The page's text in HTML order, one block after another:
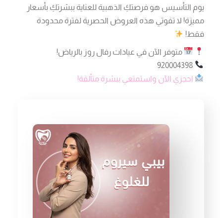
يوم التأسيس هو فرصتكِ الذهبية للعناية ببشرتكِ بأسعار
مميزة! لا تفوتي هذه العروض الحصرية لفترة محدودة
فقط!
متوفر الآن في عيادات رفال روز بالرياض!
احجزي الآن واستمتعي ببشرة متألقة!